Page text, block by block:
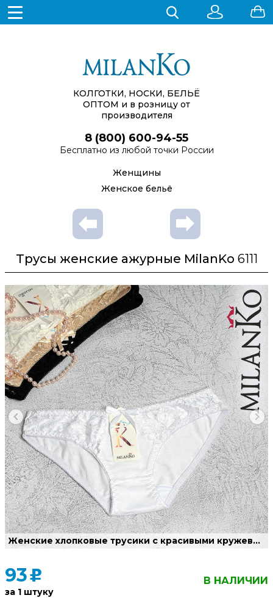
КОЛГОТКИ, НОСКИ, БЕЛЬЁ
ОПТОМ и в розницу от
производителя
8 (800) 600-94-55
Бесплатно из любой точки России
Женщины
Женское бельё
Трусы женские ажурные MilanKo 6111
93u
за 1 штуку
В НАЛИЧИИ
Женские хлопковые трусики с красивыми кружевами.